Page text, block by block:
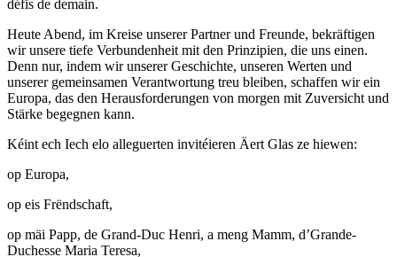
défis de demain.
Heute Abend, im Kreise unserer Partner und Freunde, bekräftigen
wir unsere tiefe Verbundenheit mit den Prinzipien, die uns einen.
Denn nur, indem wir unserer Geschichte, unseren Werten und
unserer gemeinsamen Verantwortung treu bleiben, schaffen wir ein
Europa, das den Herausforderungen von morgen mit Zuversicht und
Stärke begegnen kann.
Kéint ech Iech elo alleguerten invitéieren Äert Glas ze hiewen:
op Europa,
op eis Frëndschaft,
op mäi Papp, de Grand-Duc Henri, a meng Mamm, d’Grande-
Duchesse Maria Teresa,